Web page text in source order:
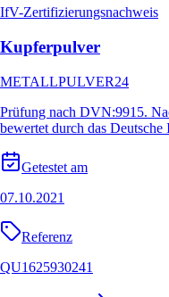
IfV-Zertifizierungsnachweis
Kupferpulver
METALLPULVER24
Prüfung nach DVN:9915.
bewertet durch das
Getestet am
07.10.2021
Referenz
QU1625930241